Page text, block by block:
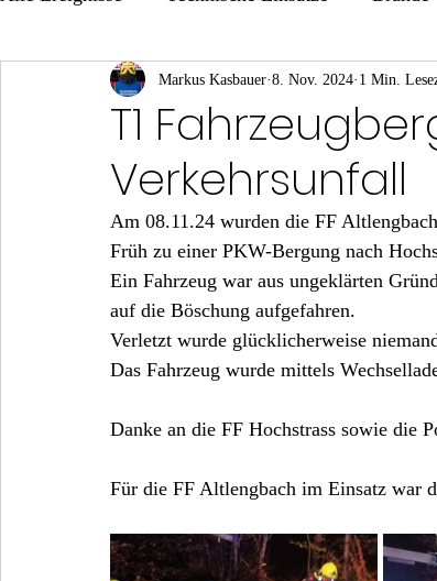
Übungen
T1
Verkehrsunfall
Markus Kasbauer 8. Nov. 2024 1 Min.
Am 08.11.24 wurden die FF
Früh zu einer PKW-Bergung nach
Ein Fahrzeug war aus ungeklärten
auf die Böschung aufgefahren.
Verletzt wurde glücklicherweise
Das Fahrzeug wurde mittels
Danke an die FF Hochstrass sowie die
Für die FF Altlengbach im Einsatz war